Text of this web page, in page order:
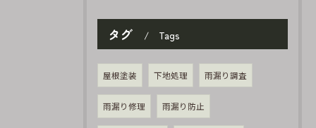
タグ Tags
屋根塗装 下地処理 雨漏り調査
雨漏り修理 雨漏り防止